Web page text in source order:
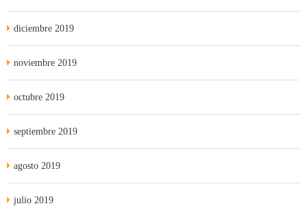
diciembre 2019
noviembre 2019
octubre 2019
septiembre 2019
agosto 2019
julio 2019